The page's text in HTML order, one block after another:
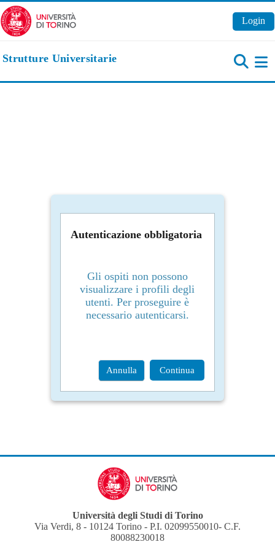
Vai al contenuto principale
Login
Strutture Universitarie
Autenticazione obbligatoria
Gli ospiti non possono
visualizzare i profili degli
utenti. Per proseguire è
necessario autenticarsi.
Annulla Continua
Università degli Studi di Torino
Via Verdi, 8 - 10124 Torino - P.I. 02099550010- C.F.
80088230018